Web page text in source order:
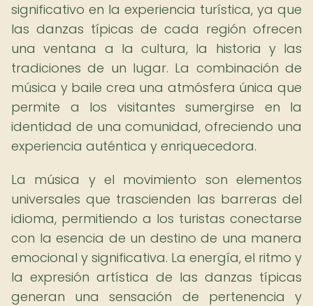
significativo en la experiencia turística, ya que
las danzas típicas de cada región ofrecen
una ventana a la cultura, la historia y las
tradiciones de un lugar. La combinación de
música y baile crea una atmósfera única que
permite a los visitantes sumergirse en la
identidad de una comunidad, ofreciendo una
experiencia auténtica y enriquecedora.
La música y el movimiento son elementos
universales que trascienden las barreras del
idioma, permitiendo a los turistas conectarse
con la esencia de un destino de una manera
emocional y significativa. La energía, el ritmo y
la expresión artística de las danzas típicas
generan una sensación de pertenencia y